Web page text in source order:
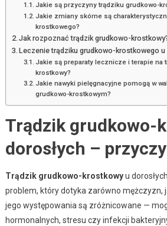
Jakie są przyczyny trądziku grudkowo-
Jakie zmiany skórne są
krostkowego?
Jak rozpoznać trądzik grudkowo-
Leczenie trądziku grudkowo-krostkowego u
Jakie są preparaty lecznicze i terapie na
krostkowy?
Jakie nawyki pielęgnacyjne pomogą w
grudkowo-krostkowym?
Trądzik grudkowo-
dorosłych –
Trądzik grudkowo-krostkowyu
problem, który dotyka zarówno mężczyzn,
jego występowania są zróżnicowane —
hormonalnych, stresu czy infekcji